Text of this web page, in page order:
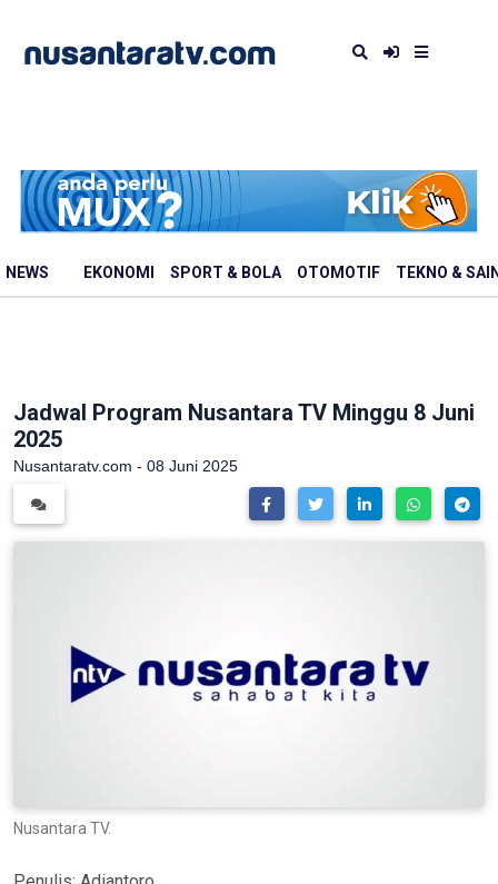
NEWS EKONOMI SPORT & BOLA OTOMOTIF TEKNO &
Jadwal Program Nusantara TV Minggu 8 Juni
2025
Nusantaratv.com - 08 Juni 2025
Nusantara TV.